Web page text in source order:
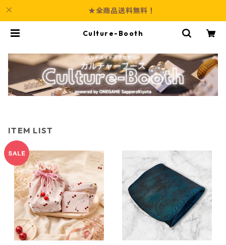
★全商品送料無料！
Culture-Booth
ITEM LIST